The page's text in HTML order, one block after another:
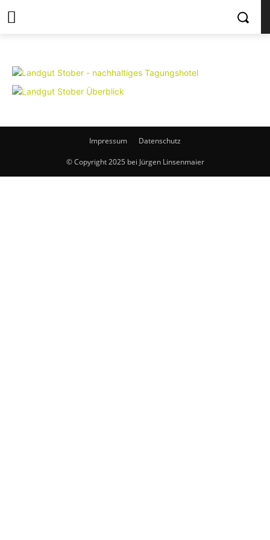
Impressum Datenschutz
© Copyright 2025 bei Jürgen Linsenmaier